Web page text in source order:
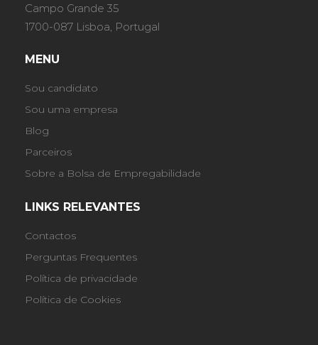
Campo Grande 35
1700-087 Lisboa, Portugal
MENU
Sou candidato
Sou uma empresa
Blog
Parceiros
Sobre a Bolsa de Empregabilidade
LINKS RELEVANTES
Contactos
Perguntas Frequentes
Política de privacidade
Política de Cookies